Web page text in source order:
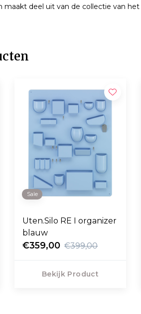
maakt deel uit van de collectie van
Sale
Uten.Silo RE I organizer
blauw
€359,00 €399,00
Bekijk Product